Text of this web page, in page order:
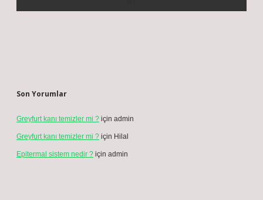
Son Yorumlar
Greyfurt kanı temizler mi ? için admin
Greyfurt kanı temizler mi ? için Hilal
Epitermal sistem nedir ? için admin